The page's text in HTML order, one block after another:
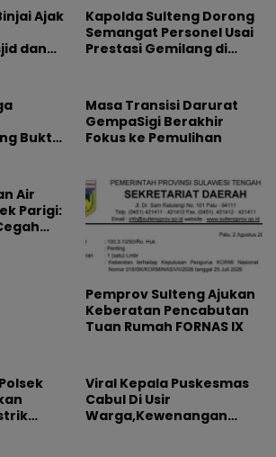
Ajak
dan
Kapolda Sulteng Dorong
Semangat Personel Usai
Prestasi Gemilang di
Bukti
Masa Transisi Darurat
GempaSigi Berakhir
Fokus ke Pemulihan
Air
Parigi:
Pemprov Sulteng Ajukan
Keberatan Pencabutan
Tuan Rumah FORNAS IX
Viral Kepala Puskesmas
Cabul Di Usir
Warga,Kewenangan